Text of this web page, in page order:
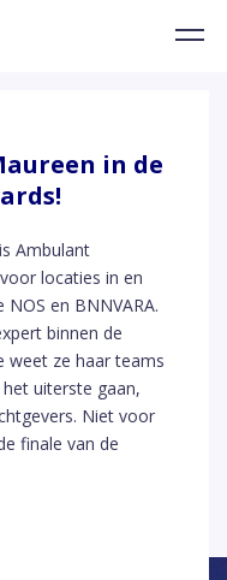
in de
Ambulant
locaties in en
en BNNVARA.
binnen de
weet ze haar teams
uiterste gaan,
Niet voor
finale van de